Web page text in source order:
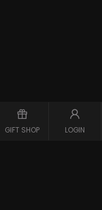
GIFT SHOP LOGIN